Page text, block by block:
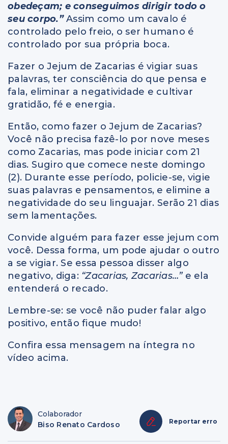
obedeçam; e conseguimos dirigir todo o
seu corpo.”Assim como um cavalo é
controlado pelo freio, o ser humano é
controlado por sua própria boca.
Fazer o Jejum de Zacarias é vigiar suas
palavras, ter consciência do que pensa e
fala, eliminar a negatividade e cultivar
gratidão, fé e energia.
Então, como fazer o Jejum de Zacarias?
Você não precisa fazê-lo por nove meses
como Zacarias, mas pode iniciar com 21
dias. Sugiro que comece neste domingo
(2). Durante esse período, policie-se, vigie
suas palavras e pensamentos, e elimine a
negatividade do seu linguajar. Serão 21 dias
sem lamentações.
Convide alguém para fazer esse jejum com
você. Dessa forma, um pode ajudar o outro
a se vigiar. Se essa pessoa disser algo
negativo, diga: “Zacarias, Zacarias…”e ela
entenderá o recado.
Lembre-se: se você não puder falar algo
positivo, então fique mudo!
Confira essa mensagem na íntegra no
vídeo acima.
Colaborador
Biso Renato Cardoso
Reportar erro